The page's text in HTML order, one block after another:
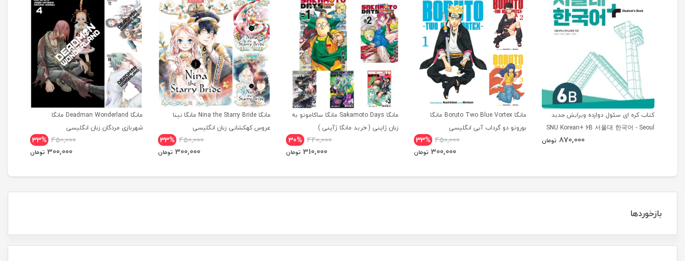
کتاب کره ای سئول دوازده ویرایش جدید
SNU Korean+ 6B 서울대 한국어 - Seoul
870,000 تومان
مانگا Boruto Two Blue Vortex مانگا
بوروتو دو گرداب آبی انگلیسی
33% 450,000
300,000 تومان
مانگا Sakamoto Days مانگا ساکاموتو به
زبان ژاپنی ( خرید مانگا ژآپنی )
30% 440,000
310,000 تومان
مانگا Nina the Starry Bride مانگا نینا
عروس کهکشانی زبان انگلیسی
33% 450,000
300,000 تومان
مانگا Deadman Wonderland مانگا
شهربازی مردگان زبان انگلیسی
33% 450,000
300,000 تومان
بازخوردها